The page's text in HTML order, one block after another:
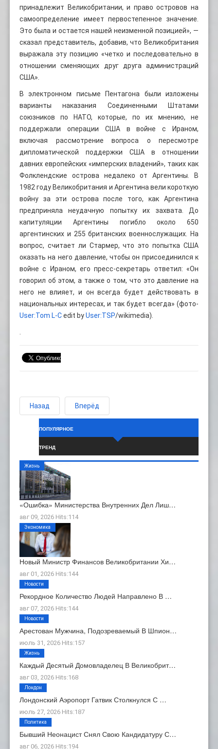
принадлежит Великобритании, и право островов на
самоопределение имеет первостепенное значение.
Это была и остается нашей неизменной позицией», —
сказал представитель, добавив, что Великобритания
выражала эту позицию «четко и последовательно в
отношении сменяющих друг друга администраций
США».
В электронном письме Пентагона были изложены
варианты наказания Соединенными Штатами
союзников по НАТО, которые, по их мнению, не
поддержали операции США в войне с Ираном,
включая рассмотрение вопроса о пересмотре
дипломатической поддержки США в отношении
давних европейских «имперских владений», таких как
Фолклендские острова недалеко от Аргентины. В
1982 году Великобритания и Аргентина вели короткую
войну за эти острова после того, как Аргентина
предприняла неудачную попытку их захвата. До
капитуляции Аргентины погибло около 650
аргентинских и 255 британских военнослужащих. На
вопрос, считает ли Стармер, что это попытка США
оказать на него давление, чтобы он присоединился к
войне с Ираном, его пресс-секретарь ответил: «Он
говорил об этом, а также о том, что это давление на
него не влияет, и он всегда будет действовать в
национальных интересах, и так будет всегда» (фото-
User:Tom L-Cedit byUser:TSP/wikimedia).
Назад Вперёд
ПОПУЛЯРНОЕ
ТРЕНД
«Ошибка» Министерства Внутренних Дел Лиш…
авг 09, 2026 Hits:114
Жизнь
Новый Министр Финансов Великобритании Хи…
авг 01, 2026 Hits:144
Экономика
Рекордное Количество Людей Направлено В …
авг 07, 2026 Hits:144
Новости
Арестован Мужчина, Подозреваемый В Шпион…
июль 31, 2026 Hits:157
Новости
Каждый Десятый Домовладелец В Великобрит…
авг 03, 2026 Hits:168
Жизнь
Лондонский Аэропорт Гатвик Столкнулся С …
июль 27, 2026 Hits:187
Лондон
Бывший Неонацист Снял Свою Кандидатуру С…
авг 06, 2026 Hits:194
Политика